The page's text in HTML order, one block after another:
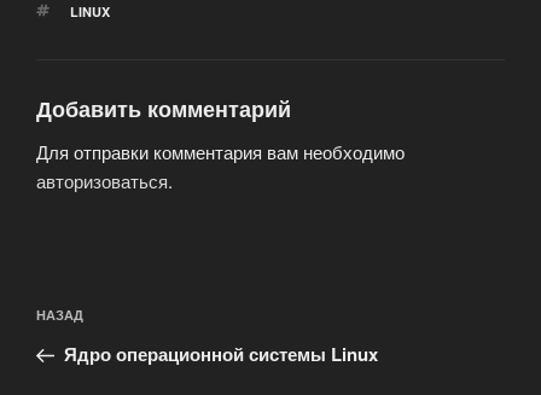
МЕТКИ
LINUX
Добавить комментарий
Для отправки комментария вам необходимо
авторизоваться.
по
записям
Предыдущая
запись:
НАЗАД
Ядро операционной системы Linux